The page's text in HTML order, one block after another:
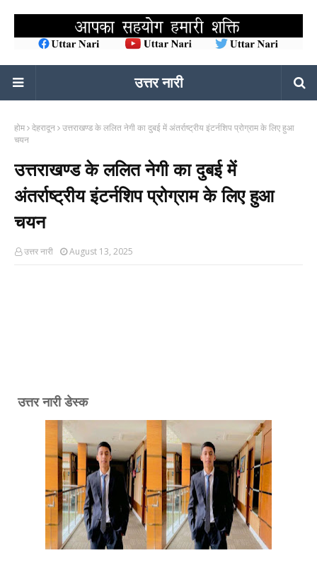
उत्तर नारी
होम देहरादून उत्तराखण्ड के ललित नेगी का दुबई में अंतर्राष्ट्रीय इंटर्नशिप प्रोग्राम के लिए हुआ
चयन
उत्तराखण्ड के ललित नेगी का दुबई में
अंतर्राष्ट्रीय इंटर्नशिप प्रोग्राम के लिए हुआ
चयन
उत्तर नारी August 13, 2025
उत्तर नारी डेस्क